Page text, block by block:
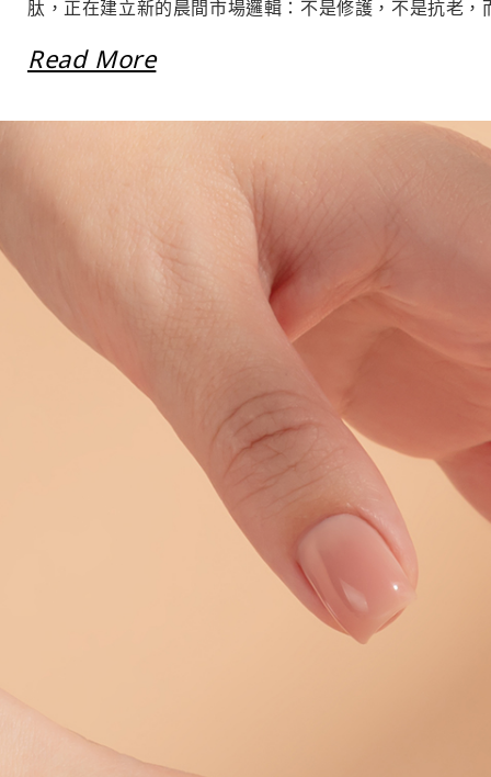
肽，正在建立新的晨間市場邏輯：不是修護，不是抗老，
Read More